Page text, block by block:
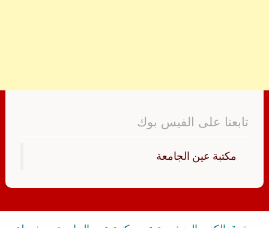
تابعنا على الفيس بوك
‏مكتبة عين الجامعة‏